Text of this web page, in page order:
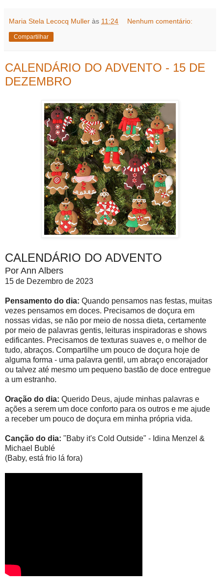
Maria Stela Lecocq Muller às 11:24 Nenhum comentário:
Compartilhar
CALENDÁRIO DO ADVENTO - 15 DE
DEZEMBRO
CALENDÁRIO DO ADVENTO
Por Ann Albers
15 de Dezembro de 2023
Pensamento do dia: Quando pensamos nas festas, muitas
vezes pensamos em doces. Precisamos de doçura em
nossas vidas, se não por meio de nossa dieta, certamente
por meio de palavras gentis, leituras inspiradoras e shows
edificantes. Precisamos de texturas suaves e, o melhor de
tudo, abraços. Compartilhe um pouco de doçura hoje de
alguma forma - uma palavra gentil, um abraço encorajador
ou talvez até mesmo um pequeno bastão de doce entregue
a um estranho.
Oração do dia: Querido Deus, ajude minhas palavras e
ações a serem um doce conforto para os outros e me ajude
a receber um pouco de doçura em minha própria vida.
Canção do dia: "Baby it's Cold Outside" - Idina Menzel &
Michael Bublé
(Baby, está frio lá fora)